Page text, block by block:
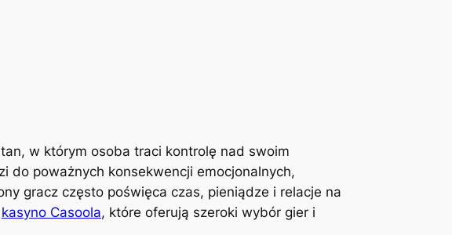
w którym osoba traci kontrolę nad swoim
do poważnych konsekwencji emocjonalnych,
gracz często poświęca czas, pieniądze i relacje na
kasyno Casoola, które oferują szeroki wybór gier i